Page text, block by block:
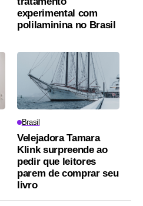
experimental com
polilaminina no Brasil
Brasil
Velejadora Tamara
Klink surpreende ao
pedir que leitores
parem de comprar seu
livro